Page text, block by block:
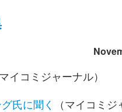
マイコミジャーナル）
氏に聞く
（マイコミジ